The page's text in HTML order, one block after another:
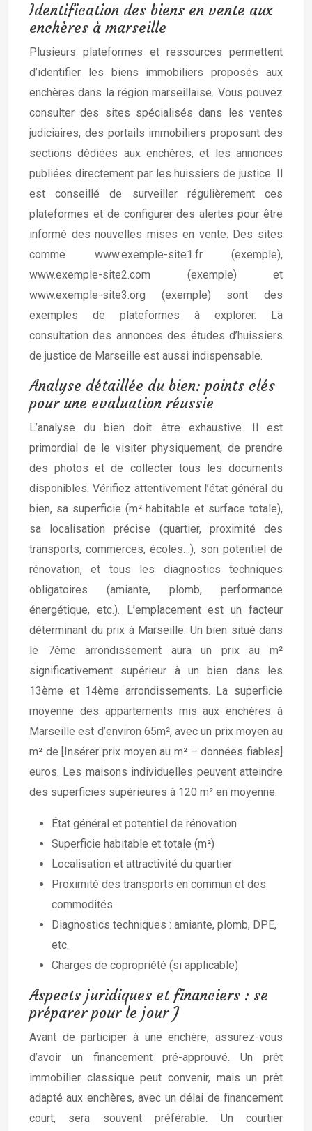
Identification des biens en vente aux
enchères à marseille
Plusieurs plateformes et ressources permettent
d’identifier les biens immobiliers proposés aux
enchères dans la région marseillaise. Vous pouvez
consulter des sites spécialisés dans les ventes
judiciaires, des portails immobiliers proposant des
sections dédiées aux enchères, et les annonces
publiées directement par les huissiers de justice. Il
est conseillé de surveiller régulièrement ces
plateformes et de configurer des alertes pour être
informé des nouvelles mises en vente. Des sites
comme www.exemple-site1.fr (exemple),
www.exemple-site2.com (exemple) et
www.exemple-site3.org (exemple) sont des
exemples de plateformes à explorer. La
consultation des annonces des études d’huissiers
de justice de Marseille est aussi indispensable.
Analyse détaillée du bien: points clés
pour une evaluation réussie
L’analyse du bien doit être exhaustive. Il est
primordial de le visiter physiquement, de prendre
des photos et de collecter tous les documents
disponibles. Vérifiez attentivement l’état général du
bien, sa superficie (m² habitable et surface totale),
sa localisation précise (quartier, proximité des
transports, commerces, écoles…), son potentiel de
rénovation, et tous les diagnostics techniques
obligatoires (amiante, plomb, performance
énergétique, etc.). L’emplacement est un facteur
déterminant du prix à Marseille. Un bien situé dans
le 7ème arrondissement aura un prix au m²
significativement supérieur à un bien dans les
13ème et 14ème arrondissements. La superficie
moyenne des appartements mis aux enchères à
Marseille est d’environ 65m², avec un prix moyen au
m² de [Insérer prix moyen au m² – données fiables]
euros. Les maisons individuelles peuvent atteindre
des superficies supérieures à 120 m² en moyenne.
État général et potentiel de rénovation
Superficie habitable et totale (m²)
Localisation et attractivité du quartier
Proximité des transports en commun et des
commodités
Diagnostics techniques : amiante, plomb, DPE,
etc.
Charges de copropriété (si applicable)
Aspects juridiques et financiers : se
préparer pour le jour J
Avant de participer à une enchère, assurez-vous
d’avoir un financement pré-approuvé. Un prêt
immobilier classique peut convenir, mais un prêt
adapté aux enchères, avec un délai de financement
court, sera souvent préférable. Un courtier